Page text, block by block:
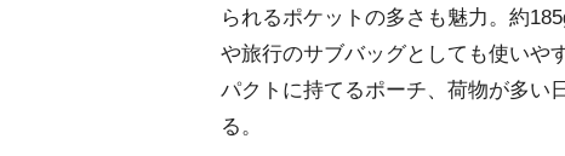
られるポケットの多さも魅力。約
旅行のサブバッグとしても使いや
パクトに持てるポーチ、荷物が多い
る。